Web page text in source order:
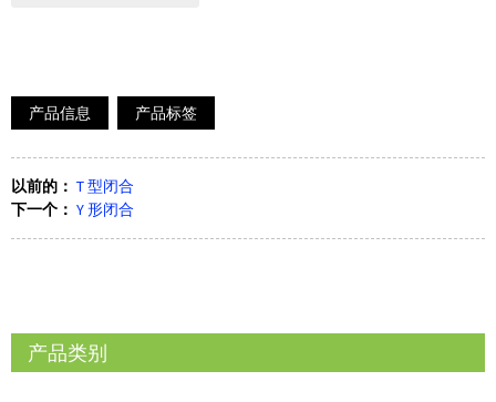
产品信息 产品标签
以前的： T 型闭合
下一个： Y 形闭合
产品类别